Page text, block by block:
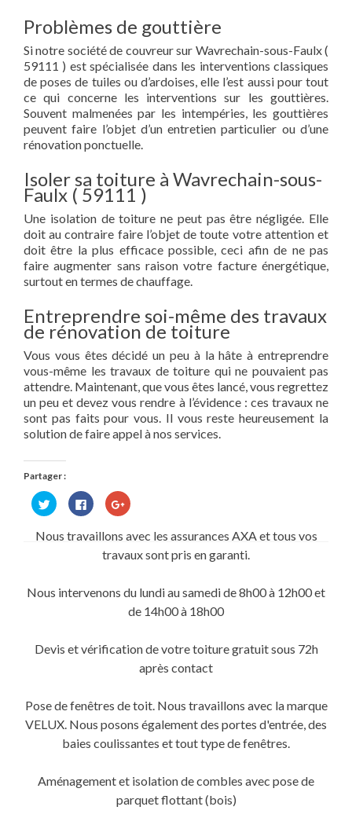
Problèmes de gouttière
Si notre société de couvreur sur Wavrechain-sous-Faulx (
59111 ) est spécialisée dans les interventions classiques
de poses de tuiles ou d’ardoises, elle l’est aussi pour tout
ce qui concerne les interventions sur les gouttières.
Souvent malmenées par les intempéries, les gouttières
peuvent faire l’objet d’un entretien particulier ou d’une
rénovation ponctuelle.
Isoler sa toiture à Wavrechain-sous-
Faulx ( 59111 )
Une isolation de toiture ne peut pas être négligée. Elle
doit au contraire faire l’objet de toute votre attention et
doit être la plus efficace possible, ceci afin de ne pas
faire augmenter sans raison votre facture énergétique,
surtout en termes de chauffage.
Entreprendre soi-même des travaux
de rénovation de toiture
Vous vous êtes décidé un peu à la hâte à entreprendre
vous-même les travaux de toiture qui ne pouvaient pas
attendre. Maintenant, que vous êtes lancé, vous regrettez
un peu et devez vous rendre à l’évidence : ces travaux ne
sont pas faits pour vous. Il vous reste heureusement la
solution de faire appel à nos services.
Partager :
Cliquez
pour
partager
Twitter(ouvre
Cliquez
pour
partager
sur
Facebook(ouvre
dans
une
Cliquez
pour
Google+
dans
fenêtre)
Nous travaillons avec les assurances AXA et tous vos
travaux sont pris en garanti.
Nous intervenons du lundi au samedi de 8h00 à 12h00 et
de 14h00 à 18h00
Devis et vérification de votre toiture gratuit sous 72h
après contact
Pose de fenêtres de toit. Nous travaillons avec la marque
VELUX. Nous posons également des portes d'entrée, des
baies coulissantes et tout type de fenêtres.
Aménagement et isolation de combles avec pose de
parquet flottant (bois)